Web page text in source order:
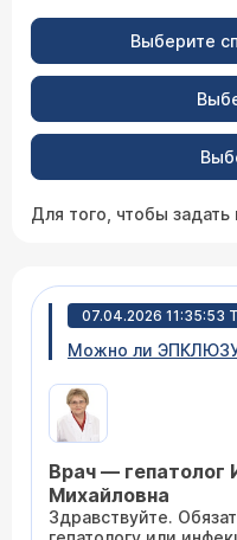
Выберите
Для того, чтобы задать
07.04.2026 11:35:53
Можно ли ЭПКЛЮЗУ
Врач — гепатолог
Михайловна
Здравствуйте.